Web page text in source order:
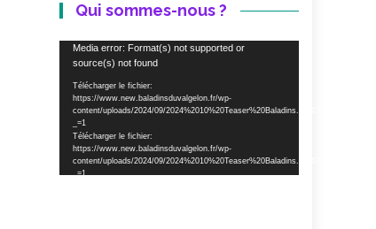
Qui sommes-nous ?
Lecteur
vidéo
Media error: Format(s) not supported or
source(s) not found
Télécharger le fichier:
https://www.new.baladinsduvalgelon.fr/wp-
content/uploads/2024/09/2024%2010%20Teaser%20Baladins.mp4?
_=1
Télécharger le fichier:
https://www.new.baladinsduvalgelon.fr/wp-
content/uploads/2024/09/2024%2010%20Teaser%20Baladins.mp4?
_=1